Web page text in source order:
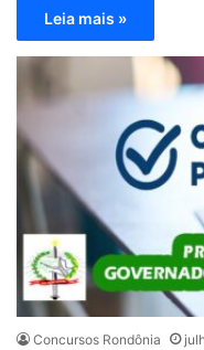
Leia mais »
Concursos Rondônia